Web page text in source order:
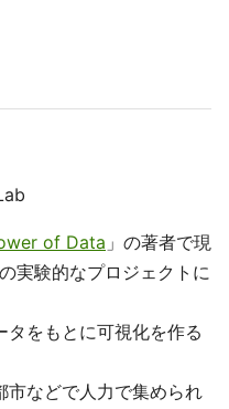
of Data 」の著者で現
実験的なプロジェクトに
タをもとに可視化を作る
市などで人力で集められ